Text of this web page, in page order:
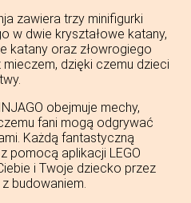
zawiera trzy minifigurki
w dwie kryształowe katany,
katany oraz złowrogiego
dzięki czemu dzieci
obejmuje mechy,
fani mogą odgrywać
Każdą fantastyczną
pomocą aplikacji LEGO
i Twoje dziecko przez
budowaniem.